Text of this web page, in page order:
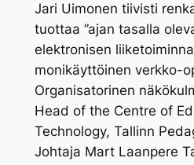
Jari Uimonen tiivisti
tuottaa ”ajan tasalla
elektronisen
monikäyttöinen verkko-
Organisatorinen
Head of the Centre of
Technology, Tallinn
Johtaja Mart Laanpere